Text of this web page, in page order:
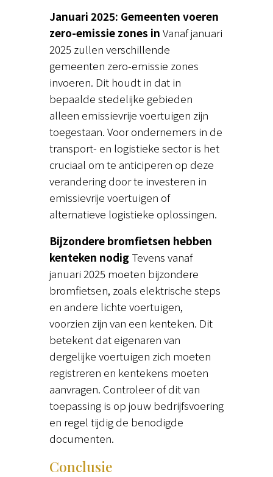
Januari 2025: Gemeenten voeren
zero-emissie zones in Vanaf januari
2025 zullen verschillende
gemeenten zero-emissie zones
invoeren. Dit houdt in dat in
bepaalde stedelijke gebieden
alleen emissievrije voertuigen zijn
toegestaan. Voor ondernemers in de
transport- en logistieke sector is het
cruciaal om te anticiperen op deze
verandering door te investeren in
emissievrije voertuigen of
alternatieve logistieke oplossingen.
Bijzondere bromfietsen hebben
kenteken nodig Tevens vanaf
januari 2025 moeten bijzondere
bromfietsen, zoals elektrische steps
en andere lichte voertuigen,
voorzien zijn van een kenteken. Dit
betekent dat eigenaren van
dergelijke voertuigen zich moeten
registreren en kentekens moeten
aanvragen. Controleer of dit van
toepassing is op jouw bedrijfsvoering
en regel tijdig de benodigde
documenten.
Conclusie